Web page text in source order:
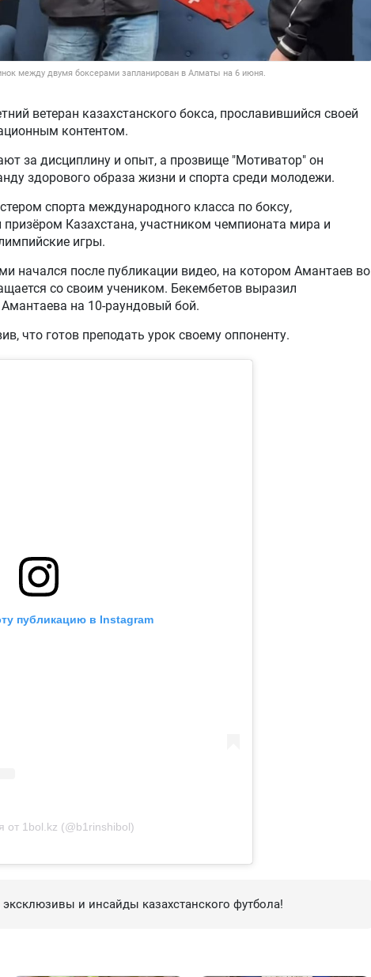
между двумя боксерами запланирован в Алматы на 6 июня.
ветеран казахстанского бокса, прославившийся своей
контентом.
за дисциплину и опыт, а прозвище "Мотиватор" он
здорового образа жизни и спорта среди молодежи.
спорта международного класса по боксу,
Казахстана, участником чемпионата мира и
игры.
начался после публикации видео, на котором Амантаев во
со своим учеником. Бекембетов выразил
на 10-раундовый бой.
что готов преподать урок своему оппоненту.
публикацию в Instagram
от 1bol.kz (@b1rinshibol)
и инсайды казахстанского футбола!